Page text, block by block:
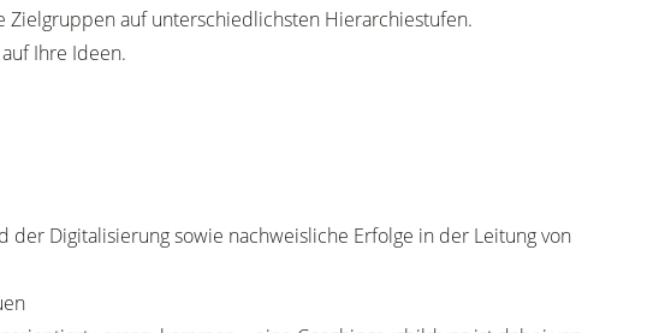
Zielgruppen auf unterschiedlichsten Hierarchiestufen.
Ihre Ideen.
Digitalisierung sowie nachweisliche Erfolge in der Leitung von